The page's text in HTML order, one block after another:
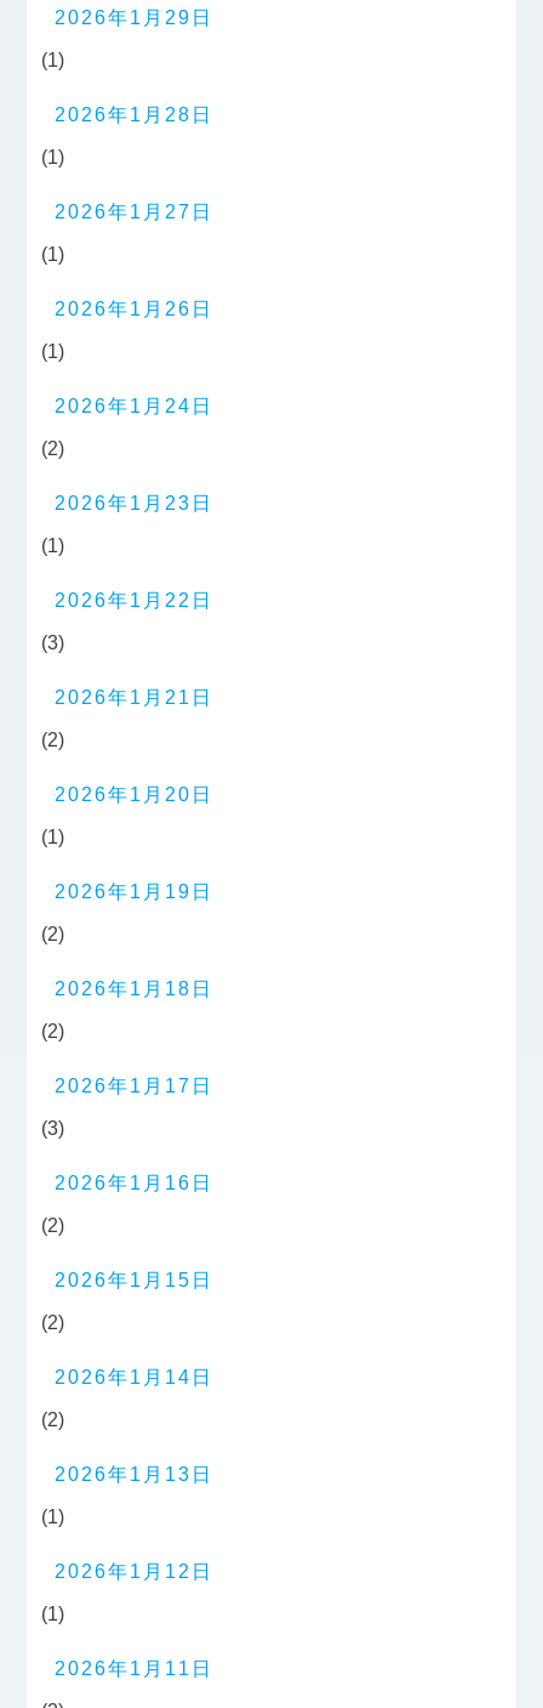
2026年1月29日
(1)
2026年1月28日
(1)
2026年1月27日
(1)
2026年1月26日
(1)
2026年1月24日
(2)
2026年1月23日
(1)
2026年1月22日
(3)
2026年1月21日
(2)
2026年1月20日
(1)
2026年1月19日
(2)
2026年1月18日
(2)
2026年1月17日
(3)
2026年1月16日
(2)
2026年1月15日
(2)
2026年1月14日
(2)
2026年1月13日
(1)
2026年1月12日
(1)
2026年1月11日